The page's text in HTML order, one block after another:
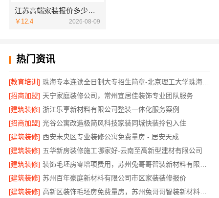
江苏高端家装报价多少，南京市创亿讯透明套餐性价比
￥12.4 2026-08-09
热门资讯
[教育培训]
珠海专本连读全日制大专招生简章-北京理工大学珠海学院继续教育学院
[招商加盟] 天宁家庭装修公司，常州宜居佳装饰专业团队服务
[建筑装修] 浙江乐享新材料有限公司整装一体化服务案例
[招商加盟] 光谷公寓改造极简风科技家装同城快装拎包入住
[建筑装修] 西安未央区专业装修公寓免费量房 - 居安天成
[建筑装修] 五华新房装修施工哪家好-云南至高新型建材有限公司
[建筑装修]
[建筑装修] 苏州百年豪庭新材料有限公司市区家装装修报价
[建筑装修]
高新区装饰毛坯房免费量房，苏州兔哥哥智装新材料有限公司贴心前期服务